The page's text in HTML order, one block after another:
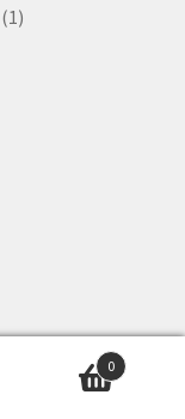
produkty
1 1
0